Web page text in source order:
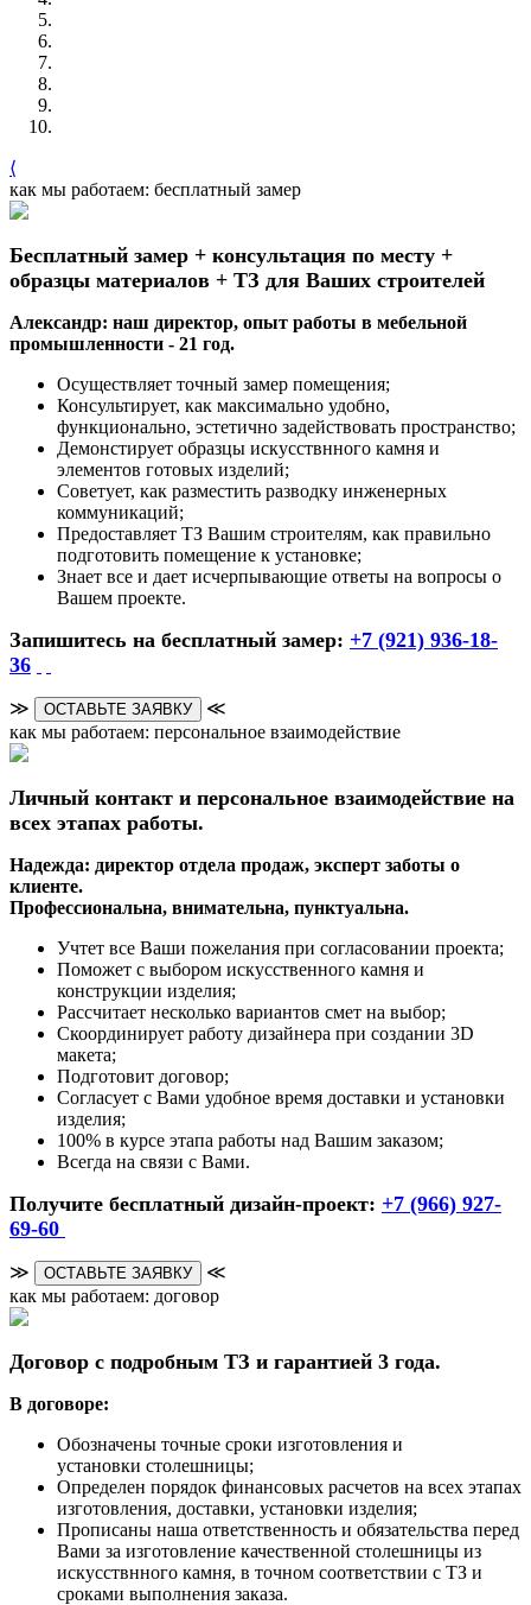
⟨
как мы работаем: бесплатный замер
Бесплатный замер + консультация по месту +
образцы материалов + ТЗ для Ваших строителей
Александр: наш директор, опыт работы в мебельной
промышленности - 21 год.
Осуществляет точный замер помещения;
Консультирует, как максимально удобно,
функционально, эстетично задействовать пространство;
Демонстирует образцы искусствнного камня и
элементов готовых изделий;
Советует, как разместить разводку инженерных
коммуникаций;
Предоставляет ТЗ Вашим строителям, как правильно
подготовить помещение к установке;
Знает все и дает исчерпывающие ответы на вопросы о
Вашем проекте.
Запишитесь на бесплатный замер: +7 (921) 936-18-
36
≫ ОСТАВЬТЕ ЗАЯВКУ
≪
как мы работаем: персональное взаимодействие
Личный контакт и персональное взаимодействие на
всех этапах работы.
Надежда: директор отдела продаж, эксперт заботы о
клиенте.
Профессиональна, внимательна, пунктуальна.
Учтет все Ваши пожелания при согласовании проекта;
Поможет с выбором искусственного камня и
конструкции изделия;
Рассчитает несколько вариантов смет на выбор;
Скоординирует работу дизайнера при создании 3D
макета;
Подготовит договор;
Согласует с Вами удобное время доставки и установки
изделия;
100% в курсе этапа работы над Вашим заказом;
Всегда на связи с Вами.
Получите бесплатный дизайн-проект: +7 (966) 927-
69-60
≫ ОСТАВЬТЕ ЗАЯВКУ
≪
как мы работаем: договор
Договор с подробным ТЗ и гарантией 3 года.
В договоре:
Обозначены точные сроки изготовления и
установки столешницы;
Определен порядок финансовых расчетов на всех этапах
изготовления, доставки, установки изделия;
Прописаны наша ответственность и обязательства перед
Вами за изготовление качественной столешницы из
искусствнного камня, в точном соответствии с ТЗ и
сроками выполнения заказа.